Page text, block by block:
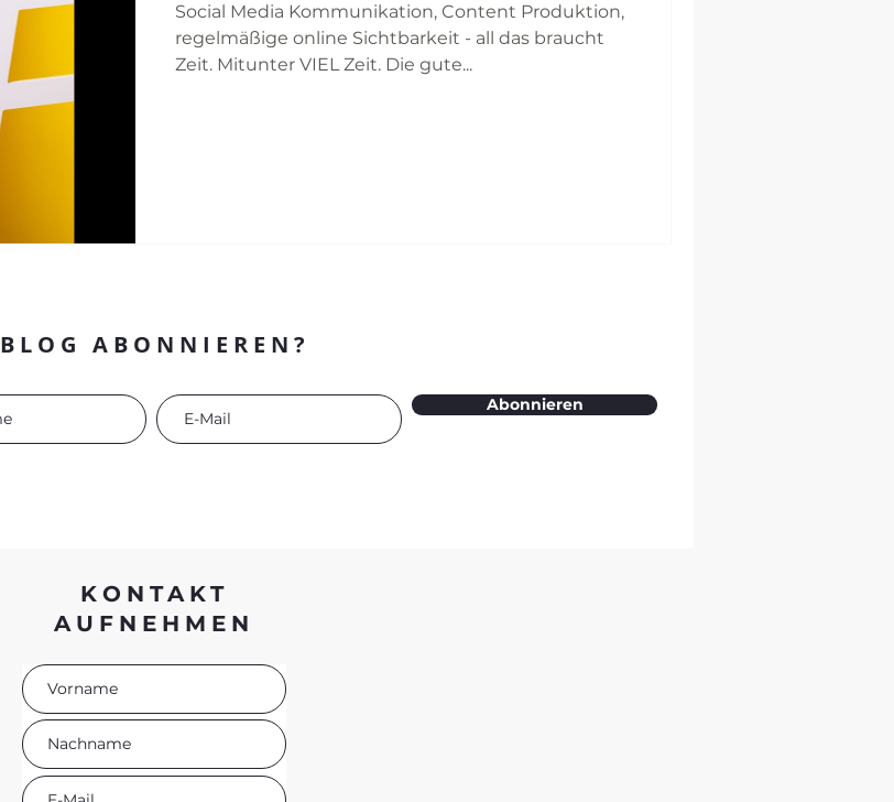
Social Media Kommunikation, Content Produktion,
regelmäßige online Sichtbarkeit - all das braucht
Zeit. Mitunter VIEL Zeit. Die gute...
BLOG ABONNIEREN?
Abonnieren
KONTAKT
AUFNEHMEN